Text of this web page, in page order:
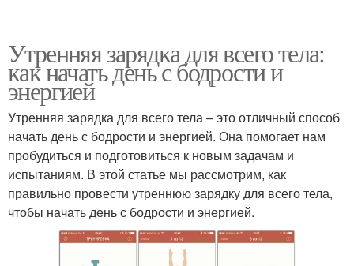
Утренняя зарядка для всего тела:
как начать день с бодрости и
энергией
Утренняя зарядка для всего тела – это отличный способ
начать день с бодрости и энергией. Она помогает нам
пробудиться и подготовиться к новым задачам и
испытаниям. В этой статье мы рассмотрим, как
правильно провести утреннюю зарядку для всего тела,
чтобы начать день с бодрости и энергией.